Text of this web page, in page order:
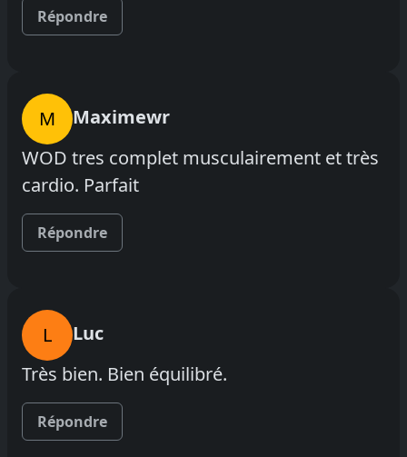
Répondre
M
Maximewr
WOD tres complet musculairement et très
cardio. Parfait
Répondre
L
Luc
Très bien. Bien équilibré.
Répondre